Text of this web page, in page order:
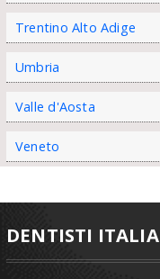
Trentino Alto Adige
Umbria
Valle d'Aosta
Veneto
DENTISTI ITALIA